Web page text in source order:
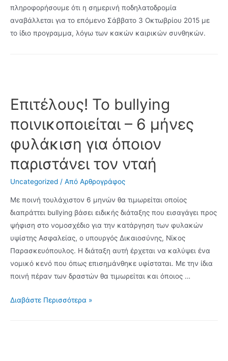
πληροφορήσουμε ότι η σημερινή ποδηλατοδρομία
αναβάλλεται για το επόμενο Σάββατο 3 Οκτωβρίου 2015 με
το ίδιο προγραμμα, λόγω των κακών καιρικών συνθηκών.
Επιτέλους! Το bullying
ποινικοποιείται – 6 μήνες
φυλάκιση για όποιον
παριστάνει τον νταή
Uncategorized / Από Αρθρογράφος
Με ποινή τουλάχιστον 6 μηνών θα τιμωρείται οποίος
διαπράττει bullying βάσει ειδικής διάταξης που εισαγάγει προς
ψήφιση στο νομοσχέδιο για την κατάργηση των φυλακών
υψίστης Ασφαλείας, ο υπουργός Δικαιοσύνης, Νίκος
Παρασκευόπουλος. Η διάταξη αυτή έρχεται να καλύψει ένα
νομικό κενό που όπως επισημάνθηκε υφίσταται. Με την ίδια
ποινή πέραν των δραστών θα τιμωρείται και όποιος …
Επιτέλους!
Διαβάστε Περισσότερα »